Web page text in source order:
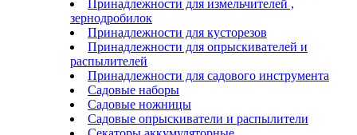
Принадлежности для измельчителей ,
зернодробилок
Принадлежности для кусторезов
Принадлежности для опрыскивателей и
распылителей
Принадлежности для садового инструмента
Садовые наборы
Садовые ножницы
Садовые опрыскиватели и распылители